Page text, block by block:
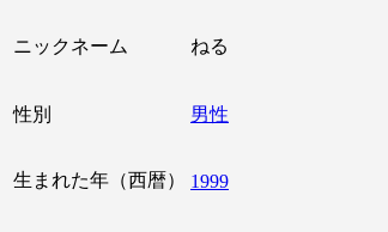
ニックネーム ねる
性別 男性
生まれた年（西暦） 1999